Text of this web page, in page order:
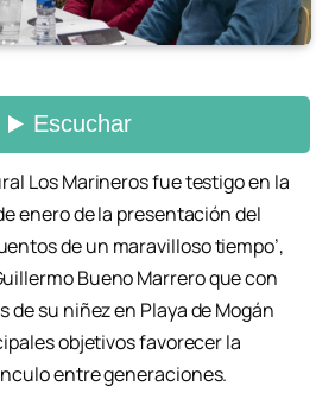
Los Marineros fue testigo en la
enero de la presentación del
de un maravilloso tiempo’,
Bueno Marrero que con
su niñez en Playa de Mogán
objetivos favorecer la
entre generaciones.